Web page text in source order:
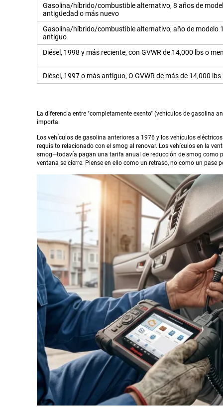
Gasolina/híbrido/combustible alternativo, 8 años de
antigüedad o más nuevo
Gasolina/híbrido/combustible alternativo, año de modelo
antiguo
Diésel, 1998 y más reciente, con GVWR de 14,000 lbs o
Diésel, 1997 o más antiguo, O GVWR de más de 14,000 lbs
La diferencia entre "completamente exento" (vehículos de gasolina
importa.
Los vehículos de gasolina anteriores a 1976 y los vehículos
requisito relacionado con el smog al renovar. Los vehículos en la
smog—todavía pagan una tarifa anual de reducción de smog como
ventana se cierre. Piense en ello como un retraso, no como un pase